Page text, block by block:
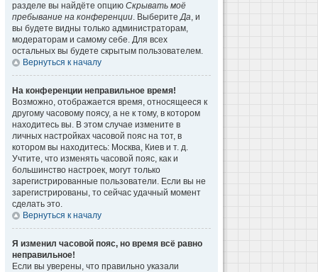
разделе вы найдёте опцию Скрывать моё
пребывание на конференции. ВыберитеДа, и
вы будете видны только администраторам,
модераторам и самому себе. Для всех
остальных вы будете скрытым пользователем.
Вернуться к началу
На конференции неправильное время!
Возможно, отображается время, относящееся к
другому часовому поясу, а не к тому, в котором
находитесь вы. В этом случае измените в
личных настройках часовой пояс на тот, в
котором вы находитесь: Москва, Киев и т. д.
Учтите, что изменять часовой пояс, как и
большинство настроек, могут только
зарегистрированные пользователи. Если вы не
зарегистрированы, то сейчас удачный момент
сделать это.
Вернуться к началу
Я изменил часовой пояс, но время всё равно
неправильное!
Если вы уверены, что правильно указали